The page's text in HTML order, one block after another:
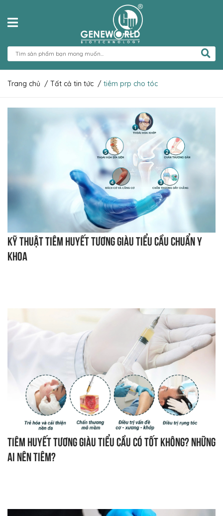
Trang chủ / Tất cả tin tức / tiêm prp cho tóc
Kỹ thuật tiêm huyết tương giàu tiểu cầu chuẩn y
khoa
Tiêm huyết tương giàu tiểu cầu có tốt không? Những
ai nên tiêm?